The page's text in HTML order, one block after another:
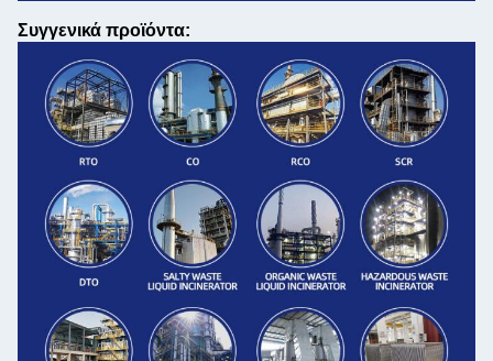
Συγγενικά προϊόντα: